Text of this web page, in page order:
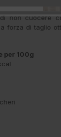
non cuocere
forza di taglio
per 100g